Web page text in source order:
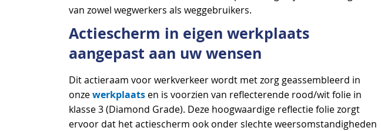
van zowel wegwerkers als weggebruikers.
Actiescherm in eigen werkplaats
aangepast aan uw wensen
Dit actieraam voor werkverkeer wordt met zorg geassembleerd in
onzewerkplaats en is voorzien van reflecterende rood/wit folie in
klasse 3 (Diamond Grade). Deze hoogwaardige reflectie folie zorgt
ervoor dat het actiescherm ook onder slechte weersomstandigheden